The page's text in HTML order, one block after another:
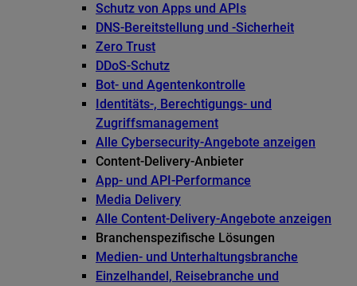
Schutz von Apps und APIs
DNS-Bereitstellung und -Sicherheit
Zero Trust
DDoS-Schutz
Bot- und Agentenkontrolle
Identitäts-, Berechtigungs- und
Zugriffsmanagement
Alle Cybersecurity-Angebote anzeigen
Content-Delivery-Anbieter
App- und API-Performance
Media Delivery
Alle Content-Delivery-Angebote anzeigen
Branchenspezifische Lösungen
Medien- und Unterhaltungsbranche
Einzelhandel, Reisebranche und